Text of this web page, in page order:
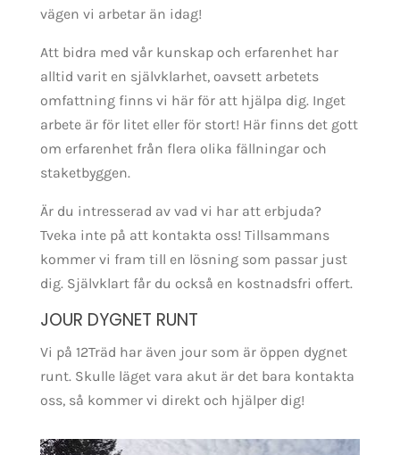
vägen vi arbetar än idag!
Att bidra med vår kunskap och erfarenhet har
alltid varit en självklarhet, oavsett arbetets
omfattning finns vi här för att hjälpa dig. Inget
arbete är för litet eller för stort! Här finns det gott
om erfarenhet från flera olika fällningar och
staketbyggen.
Är du intresserad av vad vi har att erbjuda?
Tveka inte på att kontakta oss! Tillsammans
kommer vi fram till en lösning som passar just
dig. Självklart får du också en kostnadsfri offert.
JOUR DYGNET RUNT
Vi på 12Träd har även jour som är öppen dygnet
runt. Skulle läget vara akut är det bara kontakta
oss, så kommer vi direkt och hjälper dig!